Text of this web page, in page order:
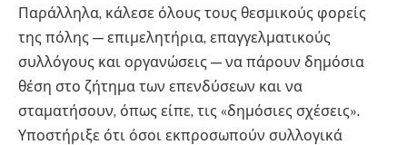
Παράλληλα, κάλεσε όλους τους θεσμικούς φορείς
της πόλης — επιμελητήρια, επαγγελματικούς
συλλόγους και οργανώσεις — να πάρουν δημόσια
θέση στο ζήτημα των επενδύσεων και να
σταματήσουν, όπως είπε, τις «δημόσιες σχέσεις».
Υποστήριξε ότι όσοι εκπροσωπούν συλλογικά